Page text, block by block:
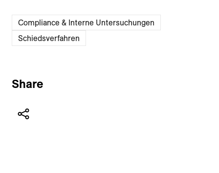
Compliance & Interne Untersuchungen
Schiedsverfahren
Share